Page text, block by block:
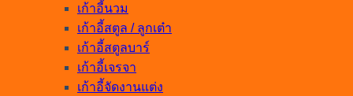
เก้าอี้นวม
เก้าอี้สตูล / ลูกเต๋า
เก้าอี้สตูลบาร์
เก้าอี้เจรจา
เก้าอี้จัดงานแต่ง